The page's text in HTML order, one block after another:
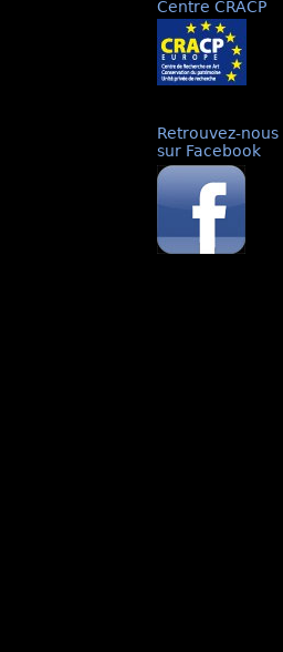
Centre CRACP
Retrouvez-nous
sur Facebook